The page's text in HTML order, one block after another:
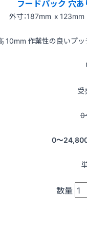
フードパック 穴
外寸：187mm x
10mm 作業性の良いプ
受
0
0〜
数量